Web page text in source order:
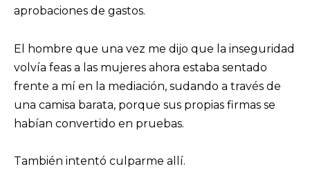
aprobaciones de gastos.
El hombre que una vez me dijo que la inseguridad
volvía feas a las mujeres ahora estaba sentado
frente a mí en la mediación, sudando a través de
una camisa barata, porque sus propias firmas se
habían convertido en pruebas.
También intentó culparme allí.